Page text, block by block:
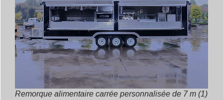
Remorque alimentaire carrée personnalisée de 7 m (1)